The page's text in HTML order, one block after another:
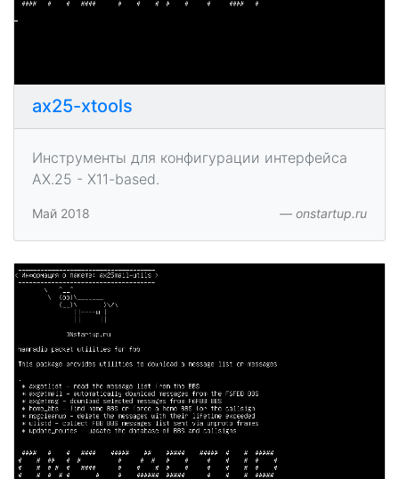
ax25-xtools
Инструменты для конфигурации интерфейса
AX.25 - X11-based.
Май 2018 onstartup.ru